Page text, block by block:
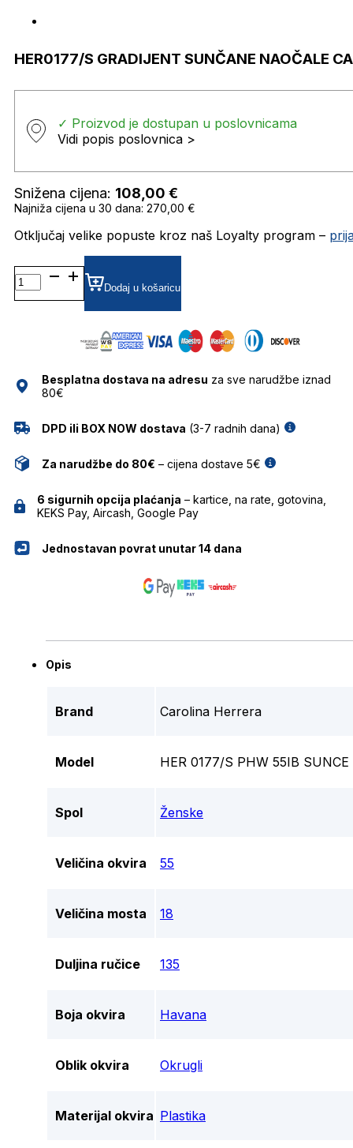
HER0177/S GRADIJENT SUNČANE NAOČALE
✓ Proizvod je dostupan u poslovnicama
Vidi popis poslovnica >
Snižena cijena: 108,00 €
Najniža cijena u 30 dana: 270,00 €
Otključaj velike popuste kroz naš Loyalty program –
HER0177/S
GRADIJENT SUNČANE
NAOČALE
Dodaj u košaricu
Besplatna dostava na adresu za sve narudžbe iznad
80€
DPD ili BOX NOW dostava (3-7 radnih dana)
Za narudžbe do 80€ – cijena dostave 5€
6 sigurnih opcija plaćanja – kartice, na rate, gotovina,
KEKS Pay, Aircash, Google Pay
Jednostavan povrat unutar 14 dana
Opis
Brand Carolina Herrera
Model HER 0177/S PHW 55IB
Spol Ženske
Veličina okvira 55
Veličina mosta 18
Duljina ručice 135
Boja okvira Havana
Oblik okvira Okrugli
Materijal okvira Plastika